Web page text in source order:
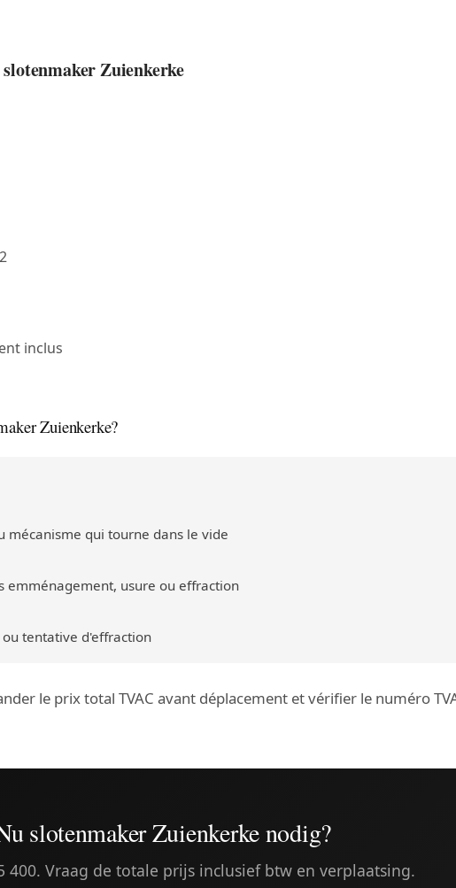
Zuienkerke
inclus
Zuienkerke?
mécanisme qui tourne dans le vide
emménagement, usure ou effraction
tentative d'effraction
le prix total TVAC avant déplacement et vérifier le numéro
slotenmaker Zuienkerke nodig?
400. Vraag de totale prijs inclusief btw en verplaatsing.